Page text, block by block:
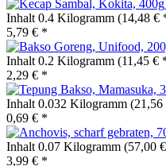
Inhalt 0.4 Kilogramm (14,48 €
5,79 € *
Inhalt 0.2 Kilogramm (11,45 €
2,29 € *
Inhalt 0.032 Kilogramm
0,69 € *
Inhalt 0.07 Kilogramm (57,00
3,99 € *